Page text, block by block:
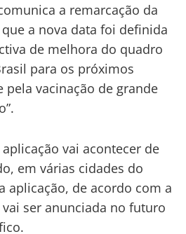
a remarcação da
a nova data foi definida
de melhora do quadro
para os próximos
pela vacinação de grande
vai acontecer de
em várias cidades do
aplicação, de acordo com a
ser anunciada no futuro